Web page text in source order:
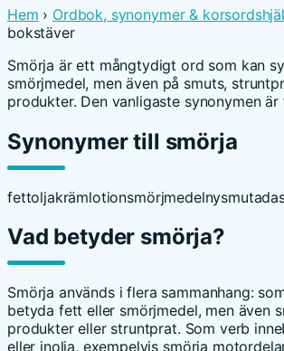
Hem › Ordbok, synonymer &
bokstäver
Smörja är ett mångtydigt ord som kan
smörjmedel, men även på smuts,
produkter. Den vanligaste synonymen är
Synonymer till smörja
fettoljakrämlotionsmörjmedelnysmuta
Vad betyder smörja?
Smörja används i flera sammanhang:
betyda fett eller smörjmedel, men även
produkter eller struntprat. Som verb
eller inolja, exempelvis smörja